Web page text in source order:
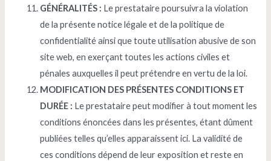
GÉNÉRALITÉS : Le prestataire poursuivra la violation
de la présente notice légale et de la politique de
confidentialité ainsi que toute utilisation abusive de son
site web, en exerçant toutes les actions civiles et
pénales auxquelles il peut prétendre en vertu de la loi.
MODIFICATION DES PRÉSENTES CONDITIONS ET
DURÉE : Le prestataire peut modifier à tout moment les
conditions énoncées dans les présentes, étant dûment
publiées telles qu’elles apparaissent ici. La validité de
ces conditions dépend de leur exposition et reste en